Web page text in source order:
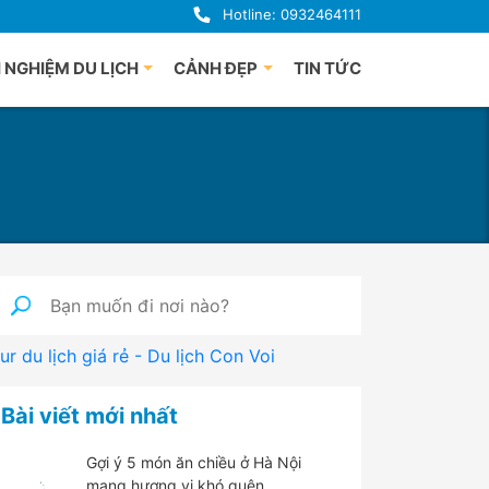
Hotline: 0932464111
Ngãi
Trang
Định
Thiết
NGHIỆM DU LỊCH CẢNH ĐẸP TIN TỨC
du lịch giá rẻ - Du lịch Con Voi
Bài viết mới nhất
Gợi ý 5 món ăn chiều ở Hà Nội
mang hương vị khó quên